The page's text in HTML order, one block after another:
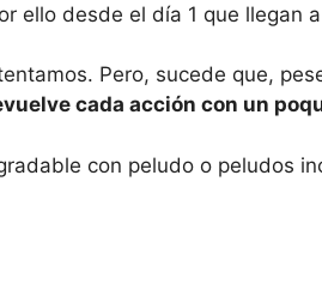
ello desde el día 1 que llegan
Pero, sucede que,
cada acción con un
con peludo o peludos